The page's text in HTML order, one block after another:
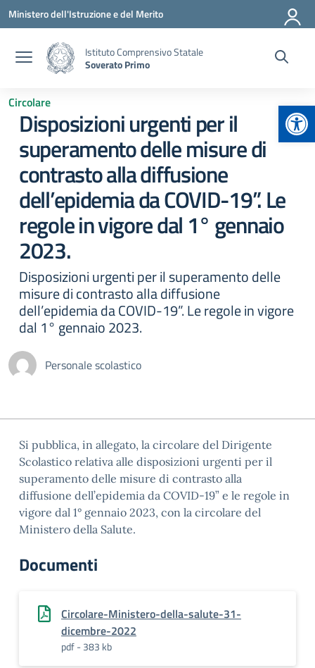
Vai ai contenuti
Vai al menu di navigazione
Vai al footer
Ministero dell'Istruzione e del Merito
Istituto Comprensivo Statale
Soverato Primo
Circolare
Disposizioni urgenti per il
superamento delle misure di
contrasto alla diffusione
dell’epidemia da COVID-19”. Le
regole in vigore dal 1° gennaio
2023.
Disposizioni urgenti per il superamento delle
misure di contrasto alla diffusione
dell’epidemia da COVID-19”. Le regole in vigore
dal 1° gennaio 2023.
Personale scolastico
Si pubblica, in allegato, la circolare del Dirigente
Scolastico relativa alle disposizioni urgenti per il
superamento delle misure di contrasto alla
diffusione dell’epidemia da COVID-19” e le regole in
vigore dal 1° gennaio 2023, con la circolare del
Ministero della Salute.
Documenti
Circolare-Ministero-della-salute-31-
dicembre-2022
pdf - 383 kb